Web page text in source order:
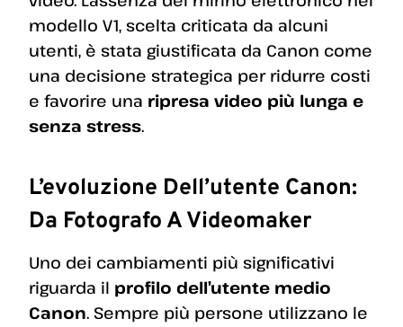
modello V1, scelta criticata da alcuni
utenti, è stata giustificata da Canon come
una decisione strategica per ridurre costi
e favorire una ripresa video più lunga e
senza stress.
L’evoluzione Dell’utente Canon:
Da Fotografo A Videomaker
Uno dei cambiamenti più significativi
riguarda il profilo dell’utente medio
Canon. Sempre più persone utilizzano le